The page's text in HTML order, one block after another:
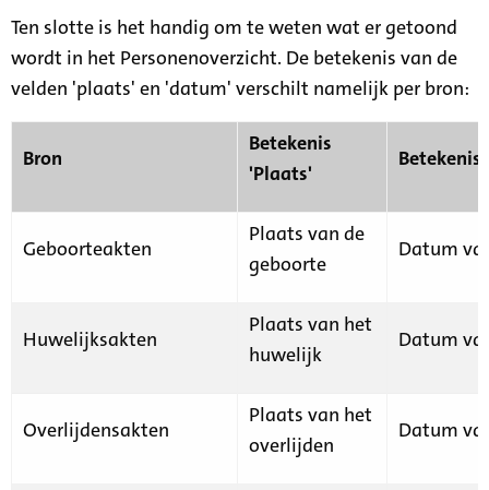
Ten slotte is het handig om te weten wat er getoond
wordt in het Personenoverzicht. De betekenis van de
velden 'plaats' en 'datum' verschilt namelijk per bron:
Bron
Betekenis
'Plaats'
Geboorteakten
Plaats van de
geboorte
Datum
Huwelijksakten
Plaats van het
huwelijk
Datum
Overlijdensakten
Plaats van het
overlijden
Datum